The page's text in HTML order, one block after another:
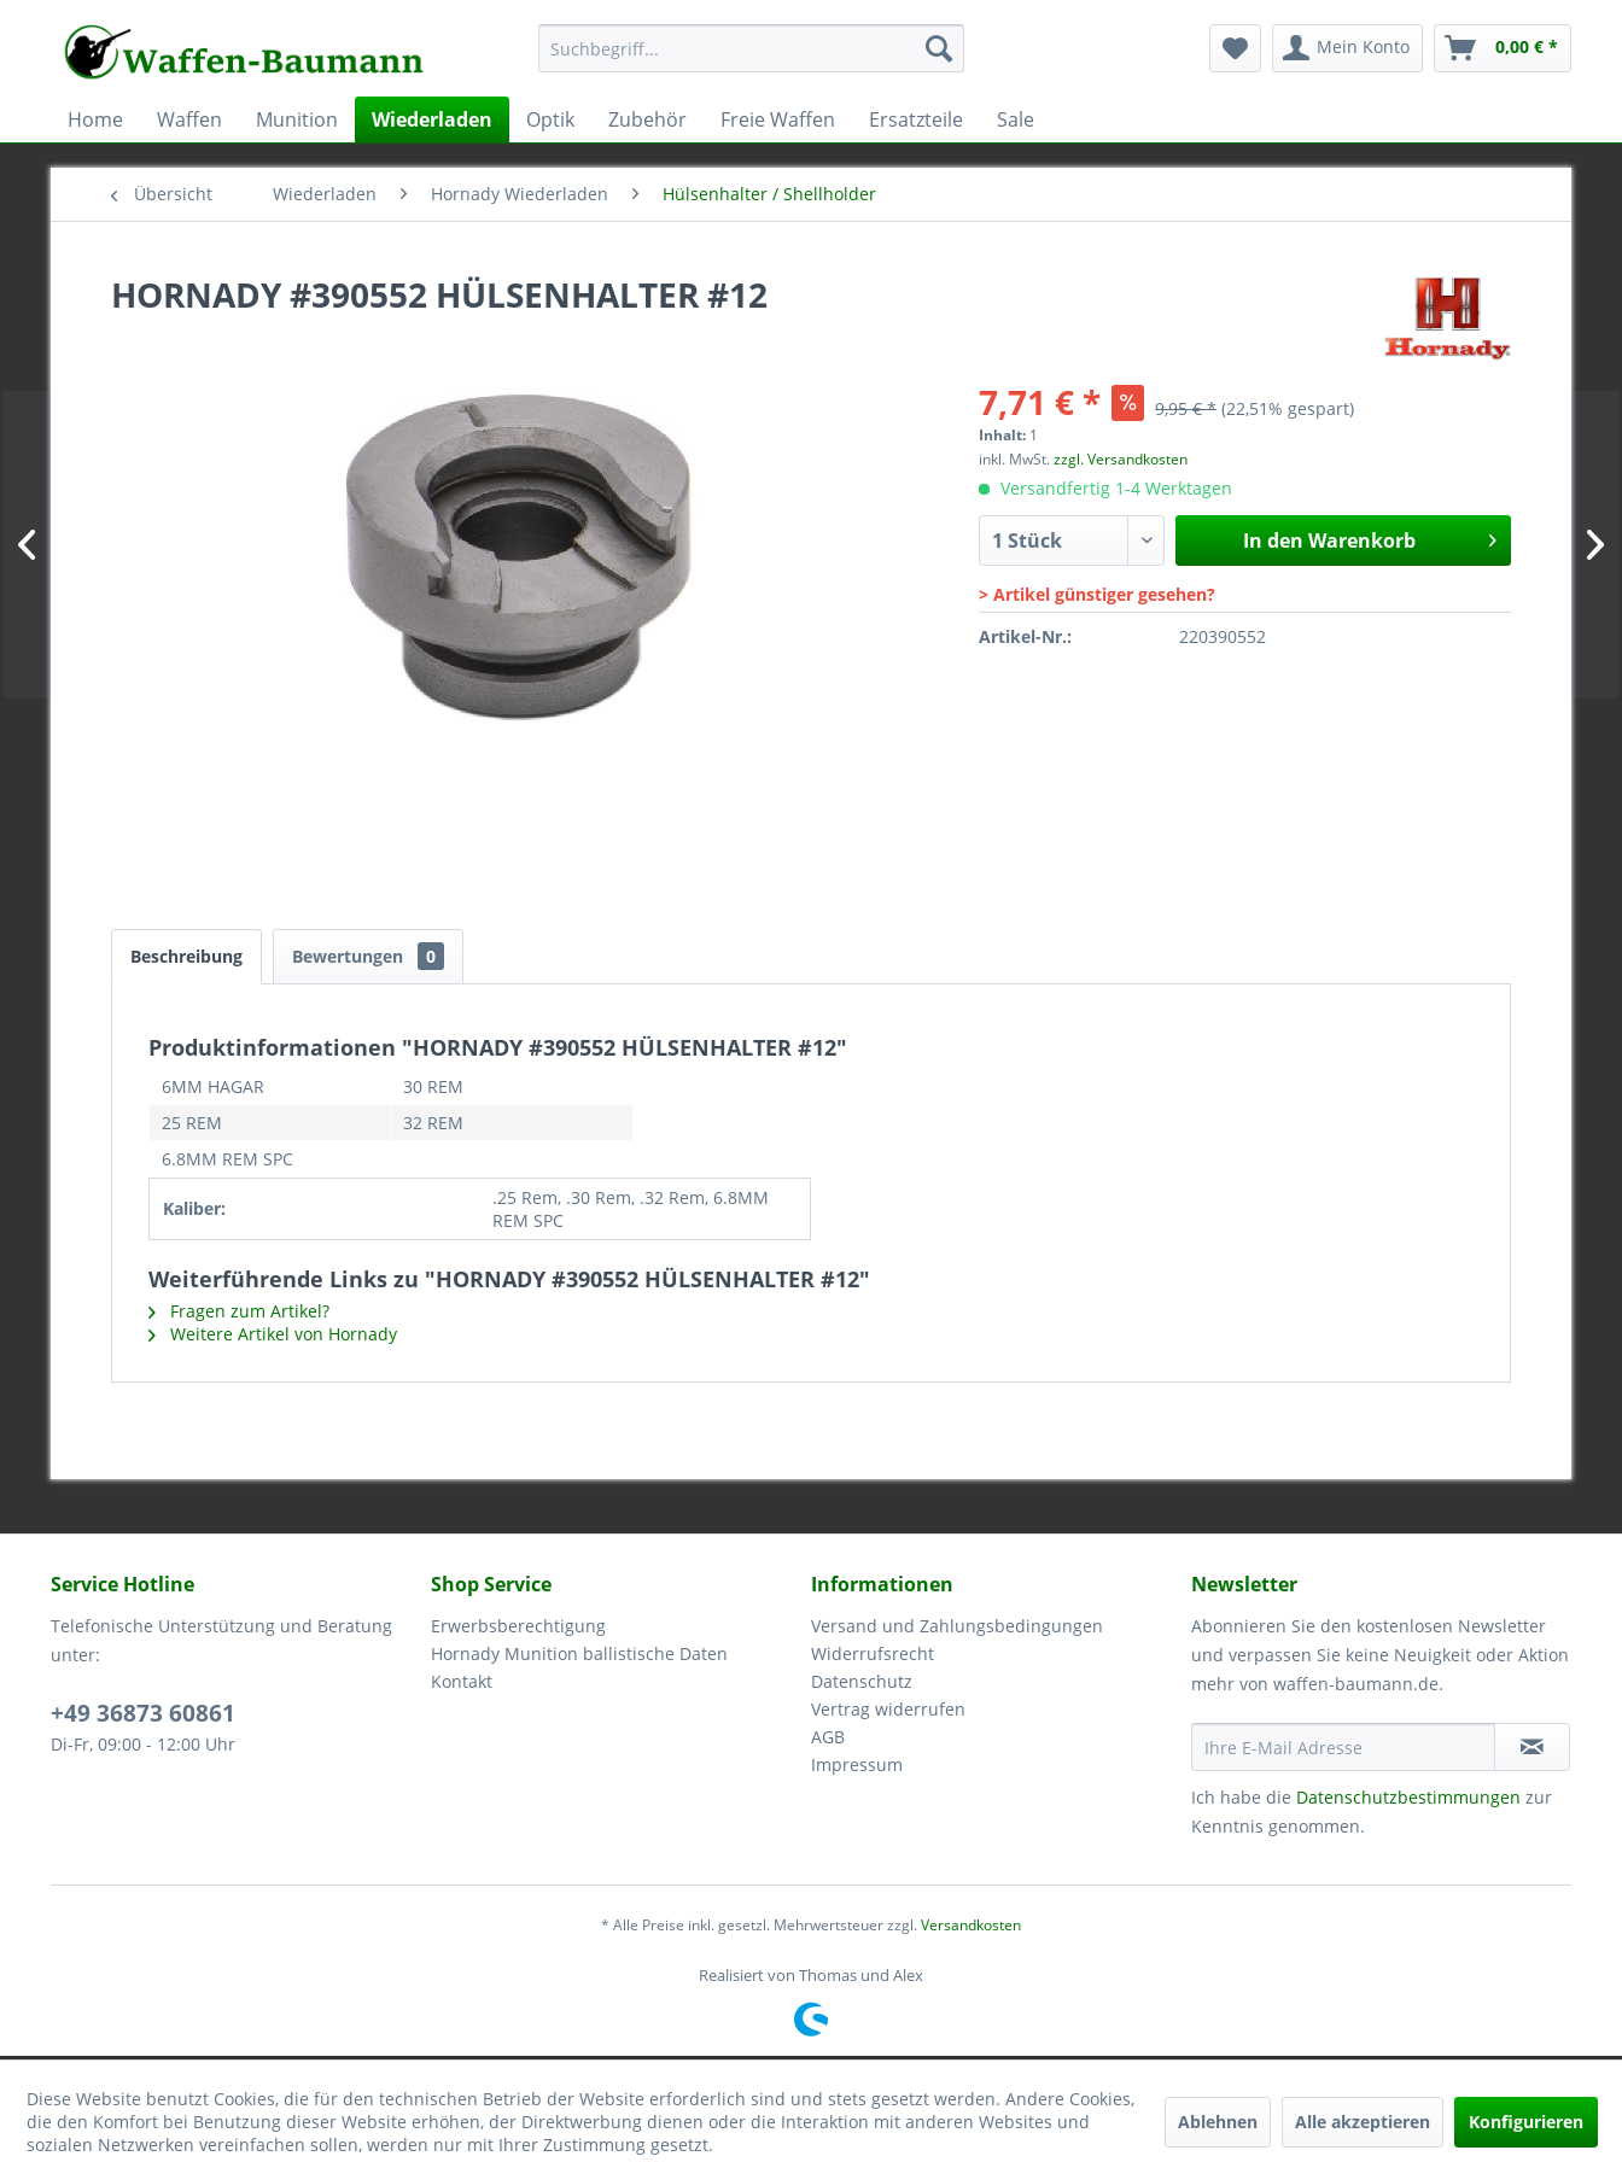
Mein Konto 0,00 € *
Home Waffen Munition Wiederladen Optik Zubehör Freie Waffen Ersatzteile Sale
Übersicht Wiederladen Hornady Wiederladen Hülsenhalter / Shellholder
HORNADY #390552 HÜLSENHALTER #12
7,71 € * 9,95 € * (22,51% gespart)
Inhalt: 1
inkl. MwSt.zzgl. Versandkosten
Versandfertig 1-4 Werktagen
In den Warenkorb
> Artikel günstiger gesehen?
Artikel-Nr.:
220390552
Beschreibung Bewertungen 0
Produktinformationen "HORNADY #390552 HÜLSENHALTER #12"
6MM HAGAR
30 REM
25 REM
32 REM
6.8MM REM SPC
Kaliber:
.25 Rem, .30 Rem, .32 Rem, 6.8MM
REM SPC
Weiterführende Links zu "HORNADY #390552 HÜLSENHALTER #12"
Fragen zum Artikel?
Weitere Artikel von Hornady
Service Hotline
Telefonische Unterstützung und Beratung
unter:
+49 36873 60861
Di-Fr, 09:00 - 12:00 Uhr
Shop Service
Erwerbsberechtigung
Hornady Munition ballistische Daten
Kontakt
Informationen
Versand und Zahlungsbedingungen
Widerrufsrecht
Datenschutz
Vertrag widerrufen
AGB
Impressum
Newsletter
Abonnieren Sie den kostenlosen Newsletter
und verpassen Sie keine Neuigkeit oder Aktion
mehr von waffen-baumann.de.
Ich habe die Datenschutzbestimmungen zur
Kenntnis genommen.
* Alle Preise inkl. gesetzl. Mehrwertsteuer zzgl.Versandkosten
Realisiert von Thomas und Alex
Diese Website benutzt Cookies, die für den technischen Betrieb der Website erforderlich sind und stets gesetzt werden. Andere Cookies,
die den Komfort bei Benutzung dieser Website erhöhen, der Direktwerbung dienen oder die Interaktion mit anderen Websites und
sozialen Netzwerken vereinfachen sollen, werden nur mit Ihrer Zustimmung gesetzt.
Ablehnen Alle akzeptieren Konfigurieren